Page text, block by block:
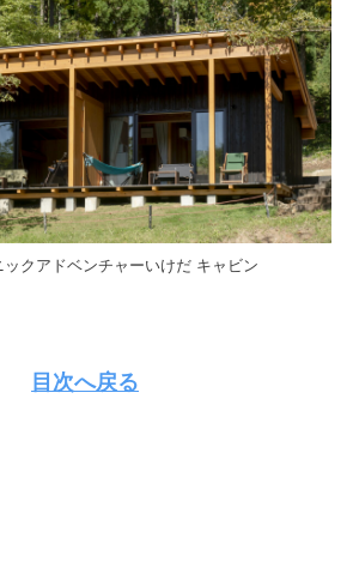
ックアドベンチャーいけだ キャビン
目次へ戻る